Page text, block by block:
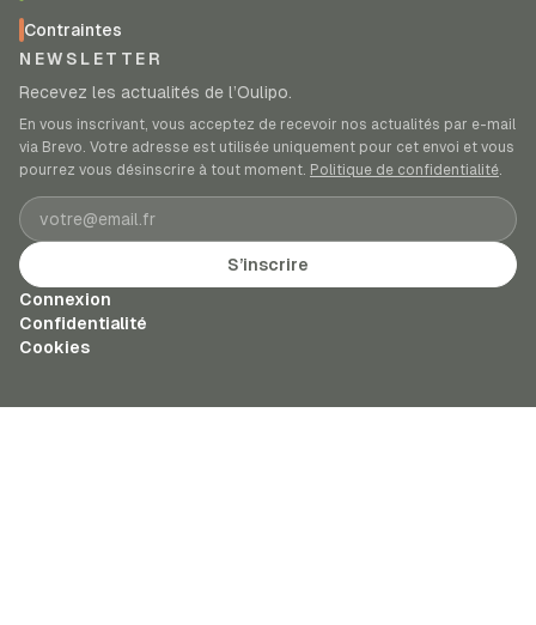
Contraintes
NEWSLETTER
Recevez les actualités de l’Oulipo.
En vous inscrivant, vous acceptez de recevoir nos actualités par e-mail
via Brevo. Votre adresse est utilisée uniquement pour cet envoi et vous
pourrez vous désinscrire à tout moment. Politique de confidentialité.
Adresse e-mail
S’inscrire
Connexion
Confidentialité
Cookies